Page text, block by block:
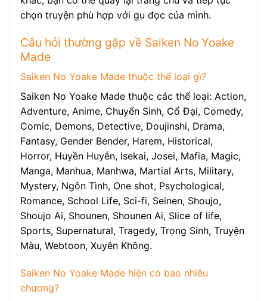
chọn truyện phù hợp với gu đọc của mình.
Câu hỏi thường gặp về Saiken No Yoake
Made
Saiken No Yoake Made thuộc thể loại gì?
Saiken No Yoake Made thuộc các thể loại: Action,
Adventure, Anime, Chuyển Sinh, Cổ Đại, Comedy,
Comic, Demons, Detective, Doujinshi, Drama,
Fantasy, Gender Bender, Harem, Historical,
Horror, Huyền Huyễn, Isekai, Josei, Mafia, Magic,
Manga, Manhua, Manhwa, Martial Arts, Military,
Mystery, Ngôn Tình, One shot, Psychological,
Romance, School Life, Sci-fi, Seinen, Shoujo,
Shoujo Ai, Shounen, Shounen Ai, Slice of life,
Sports, Supernatural, Tragedy, Trọng Sinh, Truyện
Màu, Webtoon, Xuyên Không.
Saiken No Yoake Made hiện có bao nhiêu
chương?